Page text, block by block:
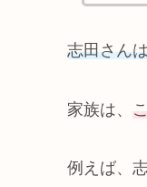
志田さん
家族は、
例えば、